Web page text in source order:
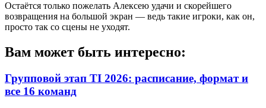
Остаётся только пожелать Алексею удачи и скорейшего
возвращения на большой экран — ведь такие игроки, как он,
просто так со сцены не уходят.
Вам может быть интересно:
Групповой этап TI 2026: расписание, формат и
все 16 команд